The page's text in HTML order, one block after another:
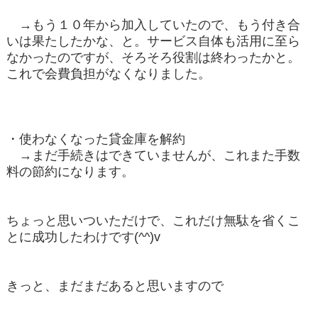
→もう１０年から加入していたので、もう付き合
いは果たしたかな、と。サービス自体も活用に至ら
なかったのですが、そろそろ役割は終わったかと。
これで会費負担がなくなりました。
・使わなくなった貸金庫を解約
→まだ手続きはできていませんが、これまた手数
料の節約になります。
ちょっと思いついただけで、これだけ無駄を省くこ
とに成功したわけです(^^)v
きっと、まだまだあると思いますので